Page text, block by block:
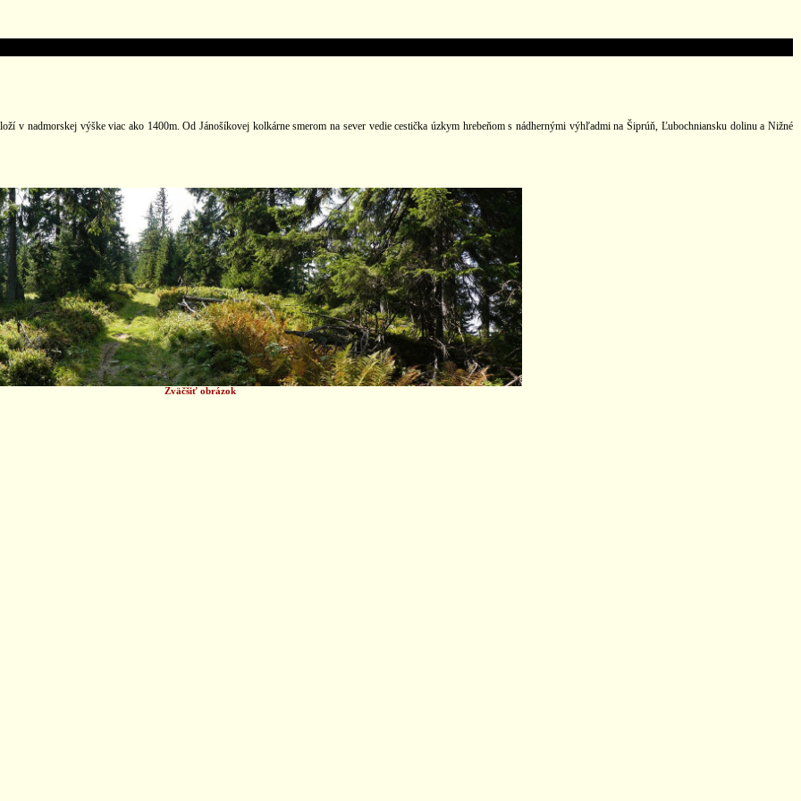
v nadmorskej výške viac ako 1400m. Od Jánošíkovej kolkárne smerom na sever vedie cestička úzkym hrebeňom s nádhernými výhľadmi na Šiprúň, Ľubochniansku dolinu a Nižné
Zväčšiť obrázok